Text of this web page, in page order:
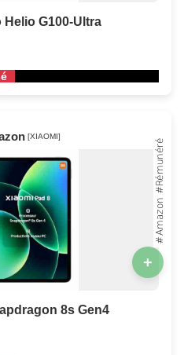
Helio G100-Ultra
[XIAOMI]
8s Gen4
+